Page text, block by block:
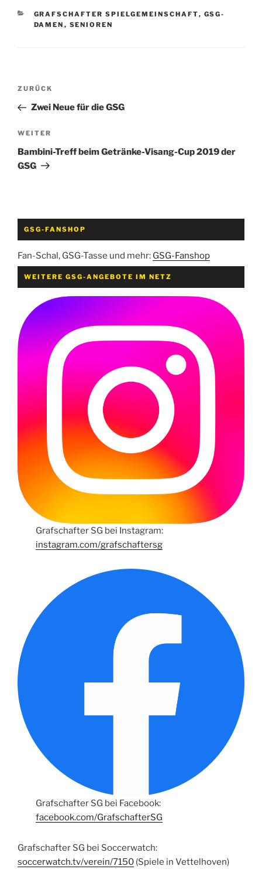
KATEGORIEN
GRAFSCHAFTER SPIELGEMEINSCHAFT, GSG-
DAMEN , SENIOREN
Beitragsnavigation
Vorheriger
Beitrag
ZURÜCK
Zwei Neue für die GSG
Nächster
Beitrag
WEITER
Bambini-Treff beim Getränke-Visang-Cup 2019 der
GSG
GSG-FANSHOP
Fan-Schal, GSG-Tasse und mehr: GSG-Fanshop
WEITERE GSG-ANGEBOTE IM NETZ
Grafschafter SG bei Instagram:
instagram.com/grafschaftersg
Grafschafter SG bei Facebook:
facebook.com/GrafschafterSG
Grafschafter SG bei Soccerwatch:
soccerwatch.tv/verein/7150 (Spiele in Vettelhoven)